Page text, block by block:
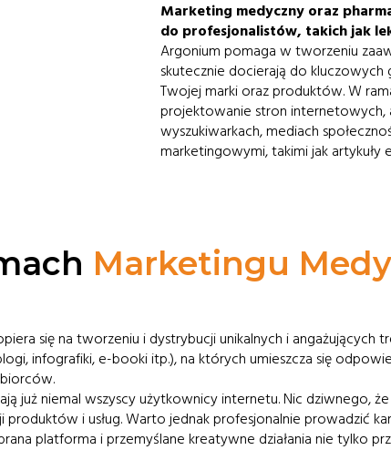
Marketing medyczny oraz
do profesjonalistów, takich jak
Argonium pomaga w tworzeniu
skutecznie docierają do
Twojej marki oraz produktów. W
projektowanie stron internetowych,
wyszukiwarkach, mediach
marketingowymi, takimi jak artykuły
Marketingu
się na tworzeniu i dystrybucji unikalnych i angażujących
infografiki, e-booki itp.), na których umieszcza się
już niemal wszyscy użytkownicy internetu. Nic dziwnego,
i usług. Warto jednak profesjonalnie prowadzić
platforma i przemyślane kreatywne działania nie tylko